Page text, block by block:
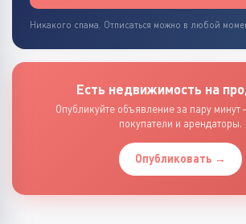
Никакого спама. Отписаться можно в любой
Есть недвижимость на
Опубликуйте объявление за пару минут
покупатели и арендаторы.
Опубликовать →